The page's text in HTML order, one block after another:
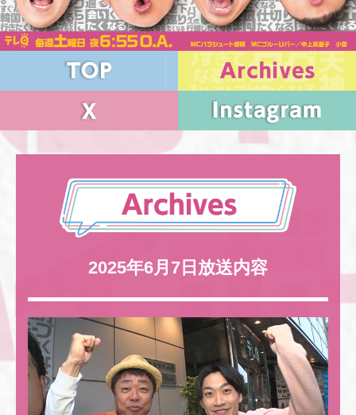
2025年6月7日放送内容